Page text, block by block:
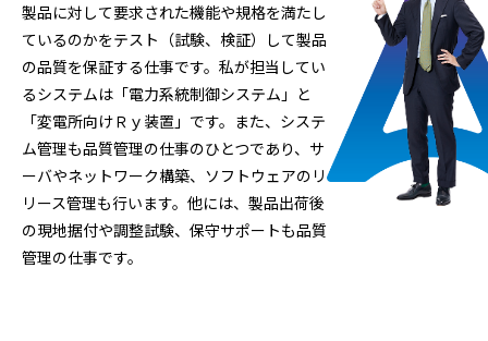
製品に対して要求された機能や規格を満たし
ているのかをテスト（試験、検証）して製品
の品質を保証する仕事です。私が担当してい
るシステムは「電力系統制御システム」と
「変電所向けＲｙ装置」です。また、システ
ム管理も品質管理の仕事のひとつであり、サ
ーバやネットワーク構築、ソフトウェアのリ
リース管理も行います。他には、製品出荷後
の現地据付や調整試験、保守サポートも品質
管理の仕事です。